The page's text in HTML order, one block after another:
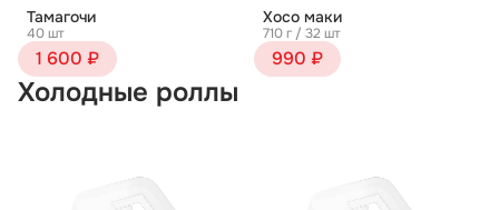
Тамагочи
40 шт
1 600 ₽
Хосо маки
710 г / 32 шт
990 ₽
Холодные роллы